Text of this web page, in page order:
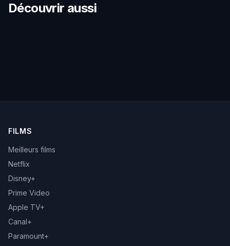
Découvrir aussi
FILMS
Meilleurs films
Netflix
Disney+
Prime Video
Apple TV+
Canal+
Paramount+